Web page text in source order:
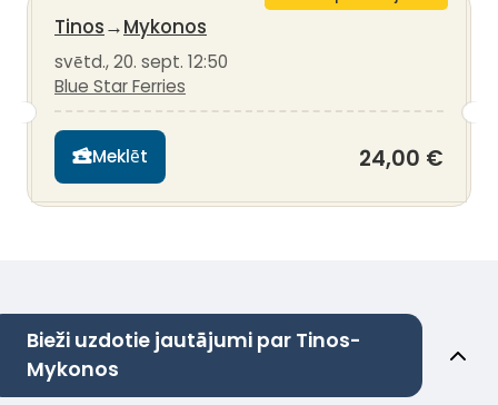
Tinos→Mykonos
svētd., 20. sept. 12:50
Blue Star Ferries
Meklēt 24,00 €
Bieži uzdotie jautājumi par Tinos-
Mykonos